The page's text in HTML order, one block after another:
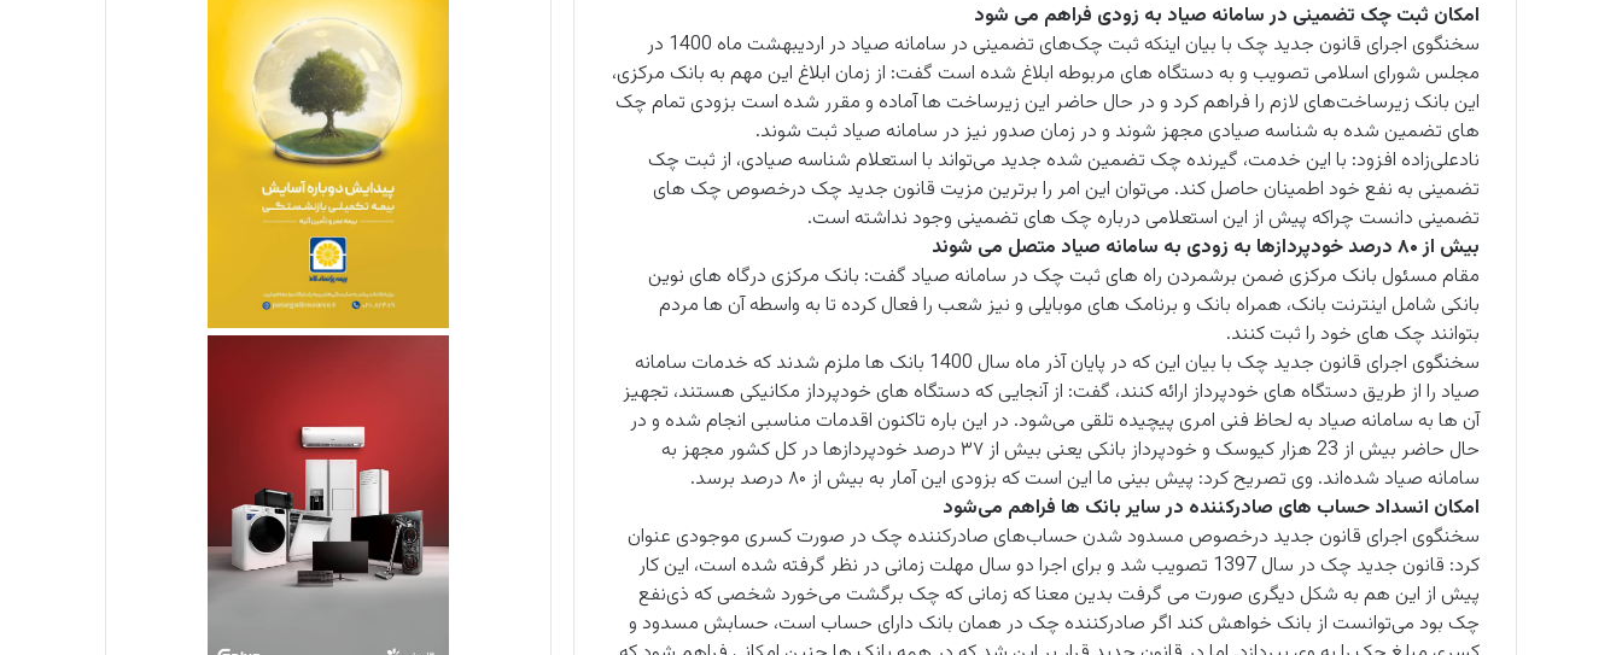
امکان ثبت چک تضمینی در سامانه صیاد به زودی فراهم می شود
سخنگوی اجرای قانون جدید چک با بیان اینکه ثبت چک‌های تضمینی در سامانه صیاد در اردیبهشت ماه 1400 در
مجلس شورای اسلامی تصویب و به دستگاه های مربوطه ابلاغ شده است گفت: از زمان ابلاغ این مهم به بانک مرکزی،
این بانک زیرساخت‌های لازم را فراهم کرد و در حال حاضر این زیرساخت ها آماده و مقرر شده است بزودی تمام چک
های تضمین شده به شناسه صیادی مجهز شوند و در زمان صدور نیز در سامانه صیاد ثبت شوند.
نادعلی‌زاده افزود: با این خدمت، گیرنده چک تضمین شده جدید می‌تواند با استعلام شناسه صیادی، از ثبت چک
تضمینی به نفع خود اطمینان حاصل کند. می‌توان این امر را برترین مزیت قانون جدید چک درخصوص چک های
تضمینی دانست چراکه پیش از این استعلامی درباره چک های تضمینی وجود نداشته است.
بیش از ۸۰ درصد خودپردازها به زودی به سامانه صیاد متصل می شوند
مقام مسئول بانک مرکزی ضمن برشمردن راه های ثبت چک در سامانه صیاد گفت: بانک مرکزی درگاه های نوین
بانکی شامل اینترنت بانک، همراه بانک و برنامک های موبایلی و نیز شعب را فعال کرده تا به واسطه آن ها مردم
بتوانند چک های خود را ثبت کنند.
سخنگوی اجرای قانون جدید چک با بیان این که در پایان آذر ماه سال 1400 بانک ها ملزم شدند که خدمات سامانه
صیاد را از طریق دستگاه های خودپرداز ارائه کنند، گفت: از آنجایی که دستگاه های خودپرداز مکانیکی هستند، تجهیز
آن ها به سامانه صیاد به لحاظ فنی امری پیچیده تلقی می‌شود. در این باره تاکنون اقدمات مناسبی انجام شده و در
حال حاضر بیش از 23 هزار کیوسک و خودپرداز بانکی یعنی بیش از ۳۷ درصد خودپردازها در کل کشور مجهز به
سامانه صیاد شده‌اند. وی تصریح کرد: پیش بینی ما این است که بزودی این آمار به بیش از ۸۰ درصد برسد.
امکان انسداد حساب های صادرکننده در سایر بانک ها فراهم می‌شود
سخنگوی اجرای قانون جدید درخصوص مسدود شدن حساب‌های صادرکننده چک در صورت کسری موجودی عنوان
کرد: قانون جدید چک در سال 1397 تصویب شد و برای اجرا دو سال مهلت زمانی در نظر گرفته شده است، این کار
پیش از این هم به شکل دیگری صورت می گرفت بدین معنا که زمانی که چک برگشت می‌خورد شخصی که ذی‌نفع
چک بود می‌توانست از بانک خواهش کند اگر صادرکننده چک در همان بانک دارای حساب است، حسابش مسدود و